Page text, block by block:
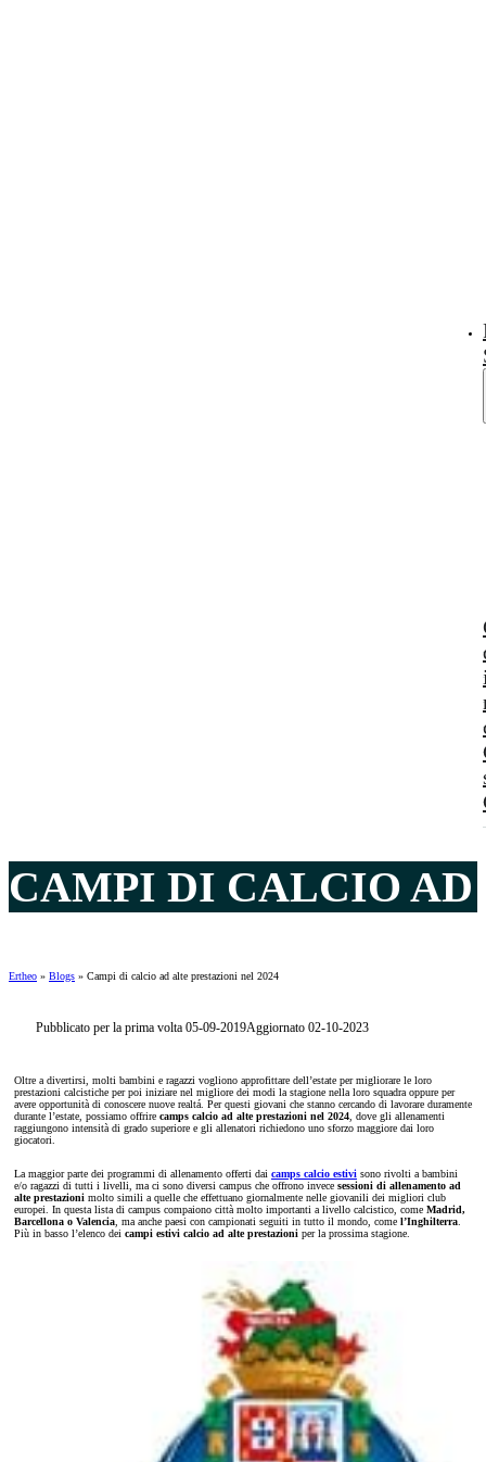
CAMPI DI CALCIO AD
Ertheo » Blogs » Campi di calcio ad alte prestazioni nel 2024
Pubblicato per la prima volta 05-09-2019Aggiornato 02-10-2023
Oltre a divertirsi, molti bambini e ragazzi vogliono approfittare dell’estate per migliorare le loro
prestazioni calcistiche per poi iniziare nel migliore dei modi la stagione nella loro squadra oppure per
avere opportunità di conoscere nuove realtá. Per questi giovani che stanno cercando di lavorare duramente
durante l’estate, possiamo offrire camps calcio ad alte prestazioni nel 2024 , dove gli allenamenti
raggiungono intensità di grado superiore e gli allenatori richiedono uno sforzo maggiore dai loro
giocatori.
La maggior parte dei programmi di allenamento offerti dai camps calcio estivi sono rivolti a bambini
e/o ragazzi di tutti i livelli, ma ci sono diversi campus che offrono invece sessioni di allenamento ad
alte prestazioni molto simili a quelle che effettuano giornalmente nelle giovanili dei migliori club
europei. In questa lista di campus compaiono città molto importanti a livello calcistico, come Madrid,
Barcellona o Valencia , ma anche paesi con campionati seguiti in tutto il mondo, come l’Inghilterra
Più in basso l’elenco dei campi estivi calcio ad alte prestazioni per la prossima stagione.